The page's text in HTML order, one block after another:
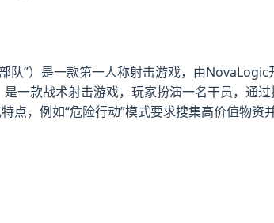
队”）是一款第一人称射击游戏，由
一款战术射击游戏，玩家扮演一名干员，通
，例如“危险行动”模式要求搜集高价值物